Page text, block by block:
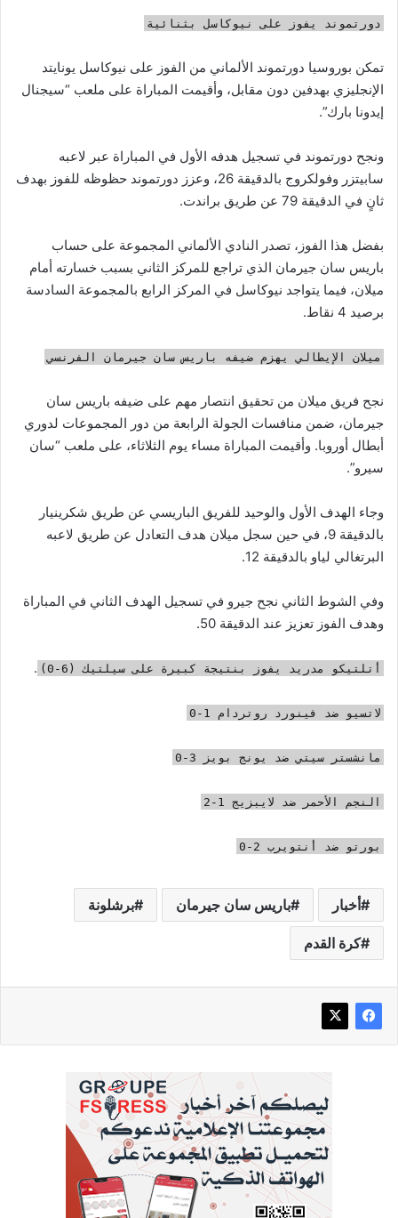
دورتموند يفوز على نيوكاسل بثنائية
تمكن بوروسيا دورتموند الألماني من الفوز على نيوكاسل يونايتد
الإنجليزي بهدفين دون مقابل، وأقيمت المباراة على ملعب “سيجنال
إيدونا بارك”.
ونجح دورتموند في تسجيل هدفه الأول في المباراة عبر لاعبه
سابيتزر وفولكروج بالدقيقة 26، وعزز دورتموند حظوظه للفوز بهدف
ثانٍ في الدقيقة 79 عن طريق براندت.
بفضل هذا الفوز، تصدر النادي الألماني المجموعة على حساب
باريس سان جيرمان الذي تراجع للمركز الثاني بسبب خسارته أمام
ميلان، فيما يتواجد نيوكاسل في المركز الرابع بالمجموعة السادسة
برصيد 4 نقاط.
ميلان الإيطالي يهزم ضيفه باريس سان جيرمان الفرنسي
نجح فريق ميلان من تحقيق انتصار مهم على ضيفه باريس سان
جيرمان، ضمن منافسات الجولة الرابعة من دور المجموعات لدوري
أبطال أوروبا. وأقيمت المباراة مساء يوم الثلاثاء، على ملعب “سان
سيرو”.
وجاء الهدف الأول والوحيد للفريق الباريسي عن طريق شكرينيار
بالدقيقة 9، في حين سجل ميلان هدف التعادل عن طريق لاعبه
البرتغالي لياو بالدقيقة 12.
وفي الشوط الثاني نجح جيرو في تسجيل الهدف الثاني في المباراة
وهدف الفوز تعزيز عند الدقيقة 50.
أتلتيكو مدريد يفوز بنتيجة كبيرة على سيلتيك (6-0) .
لاتسيو ضد فينورد روتردام 1-0
مانشستر سيتي ضد يونج بويز 3-0
النجم الأحمر ضد لايبزيج 1-2
بورتو ضد أنتويرب 2-0
أخبار باريس سان جيرمان برشلونة
كرة القدم